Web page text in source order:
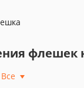
флешек
Все